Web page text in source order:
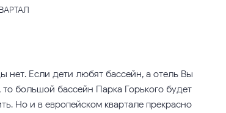
Если дети любят бассейн, а отель Вы
большой бассейн Парка Горького будет
Но и в европейском квартале прекрасно